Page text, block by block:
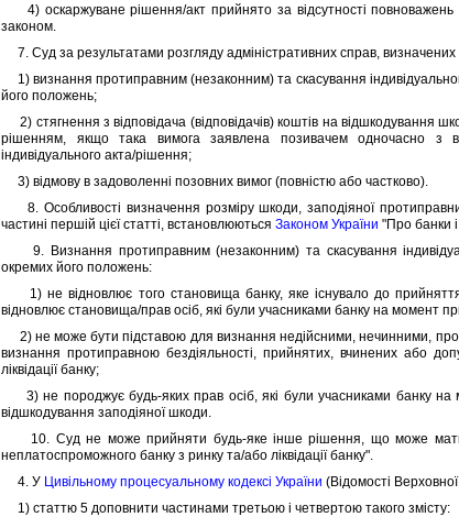
4) оскаржуване рiшення/акт прийнято за вiдсутностi
законом.
7. Суд за результатами розгляду адмiнiстративних справ,
1) визнання протиправним (незаконним) та скасування
його положень;
2) стягнення з вiдповiдача (вiдповiдачiв) коштiв на вiдшкодування
рiшенням, якщо така вимога заявлена позивачем одночасно з
iндивiдуального акта/рiшення;
3) вiдмову в задоволеннi позовних вимог (повнiстю або частково).
8. Особливостi визначення розмiру шкоди, заподiяної
частинi першiй цiєї статтi, встановлюютьсяЗаконом України "Про банки i
9. Визнання протиправним (незаконним) та скасування
окремих його положень:
1) не вiдновлює того становища банку, яке iснувало до
вiдновлює становища/прав осiб, якi були учасниками банку на момент
2) не може бути пiдставою для визнання недiйсними, нечинними,
визнання протиправною бездiяльностi, прийнятих, вчинених або
лiквiдацiї банку;
3) не породжує будь-яких прав осiб, якi були учасниками банку на
вiдшкодування заподiяної шкоди.
10. Суд не може прийняти будь-яке iнше рiшення, що може мати
неплатоспроможного банку з ринку та/або лiквiдацiї банку".
4. У Цивiльному процесуальному кодексi України (Вiдомостi
1) статтю 5 доповнити частинами третьою i четвертою такого змiсту: